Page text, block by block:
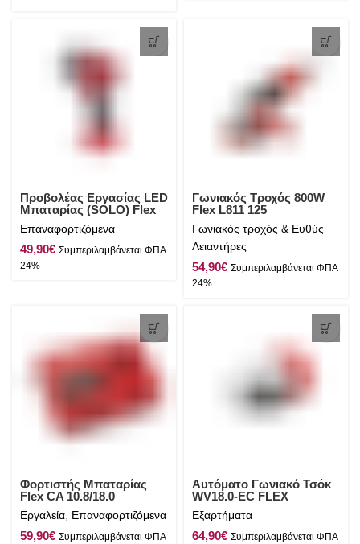
Προβολέας Εργασίας LED
Μπαταρίας (SOLO) Flex
WL 300 18.0
Επαναφορτιζόμενα
€
Γωνιακός Τροχός 800W
Flex L811 125
Γωνιακός τροχός & Ευθύς
Λειαντήρες
€
Φορτιστής Μπαταρίας
Flex CA 10.8/18.0
Εργαλεία, Επαναφορτιζόμενα
€
Αυτόματο Γωνιακό Τσόκ
WV18.0-EC FLEX
Εξαρτήματα
€